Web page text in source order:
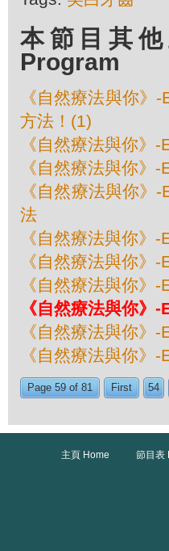
本節目其
Program
《自然療法與你
方法！(1)
《自然療法與你》
《自然療法與你》
《自然療法與你
法
《自然療法與你》
《自然療法與你》
《自然療法與你》
《自然療法與你》
《自然療法與你》
《自然療法與你》
Page 59 of 81 First 54
主頁 Home 節目表